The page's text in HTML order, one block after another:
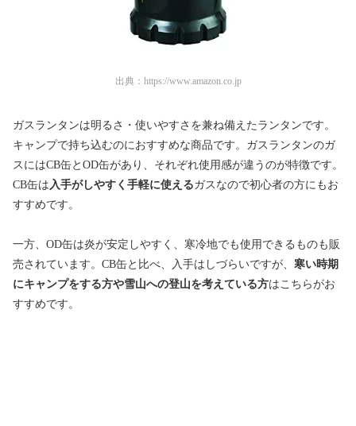
出典： https://www.amazon.co.jp
ガスランタンは明るさ・使いやすさを兼ね備えたランタンです。
キャンプで持ち込むのにおすすめな商品です。ガスランタンのガ
スにはCB缶とOD缶があり、それぞれ使用感が違うのが特徴です。
CB缶は 入手がしやすく手軽に使えるガスなので初心者の方にもお
すすめです。
一方、OD缶は炎が安定しやすく、寒冷地でも使用できるものも販
売されています。CB缶と比べ、入手はしづらいですが、 寒い時期
にキャンプをする方や雪山への登山を考えている方はこちらがお
すすめです。